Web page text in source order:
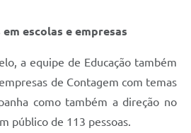
escolas e empresas
a equipe de Educação também
de Contagem com temas
como também a direção no
público de 113 pessoas.